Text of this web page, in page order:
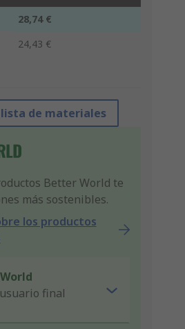
28,74 €
24,43 €
de materiales
Better World te
más sostenibles.
los productos
final